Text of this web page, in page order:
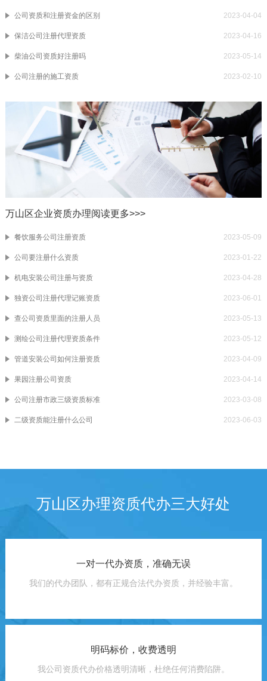
公司资质和注册资金的区别 2023-04-04
保洁公司注册代理资质 2023-04-16
柴油公司资质好注册吗 2023-05-14
公司注册的施工资质 2023-02-10
万山区企业资质办理阅读更多>>>
餐饮服务公司注册资质 2023-05-09
公司要注册什么资质 2023-01-22
机电安装公司注册与资质 2023-04-28
独资公司注册代理记账资质 2023-06-01
查公司资质里面的注册人员 2023-05-13
测绘公司注册代理资质条件 2023-05-12
管道安装公司如何注册资质 2023-04-09
果园注册公司资质 2023-04-14
公司注册市政三级资质标准 2023-03-08
二级资质能注册什么公司 2023-06-03
万山区办理资质代办三大好处
一对一代办资质，准确无误
我们的代办团队，都有正规合法代办资质，并经验丰富。
明码标价，收费透明
我公司资质代办价格透明清晰，杜绝任何消费陷阱。